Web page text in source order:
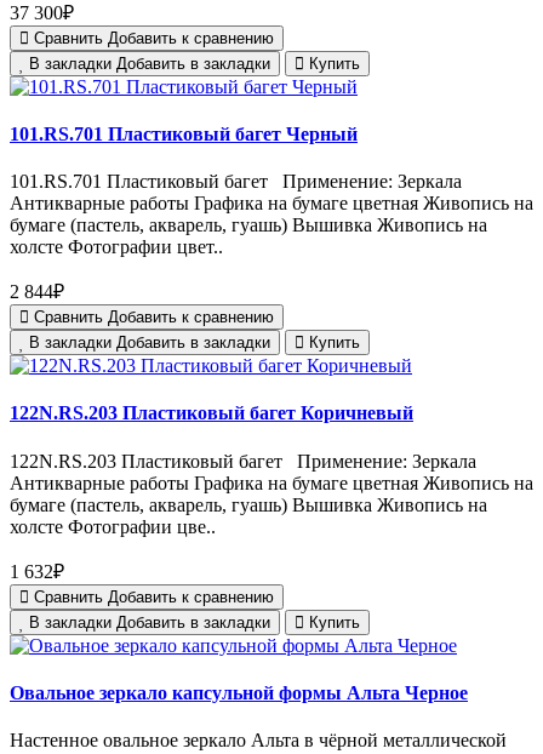
37 300₽
Сравнить Добавить к сравнению
В закладки Добавить в закладки Купить
101.RS.701 Пластиковый багет Черный
101.RS.701 Пластиковый багет Применение: Зеркала
Антикварные работы Графика на бумаге цветная Живопись на
бумаге (пастель, акварель, гуашь) Вышивка Живопись на
холсте Фотографии цвет..
2 844₽
Сравнить Добавить к сравнению
В закладки Добавить в закладки Купить
122N.RS.203 Пластиковый багет Коричневый
122N.RS.203 Пластиковый багет Применение: Зеркала
Антикварные работы Графика на бумаге цветная Живопись на
бумаге (пастель, акварель, гуашь) Вышивка Живопись на
холсте Фотографии цве..
1 632₽
Сравнить Добавить к сравнению
В закладки Добавить в закладки Купить
Овальное зеркало капсульной формы Альта Черное
Настенное овальное зеркало Альта в чёрной металлической